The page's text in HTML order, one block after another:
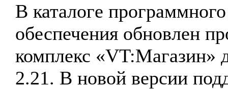
В каталоге программного
обеспечения обновлен
комплекс «VT:Магазин»
2.21. В новой версии